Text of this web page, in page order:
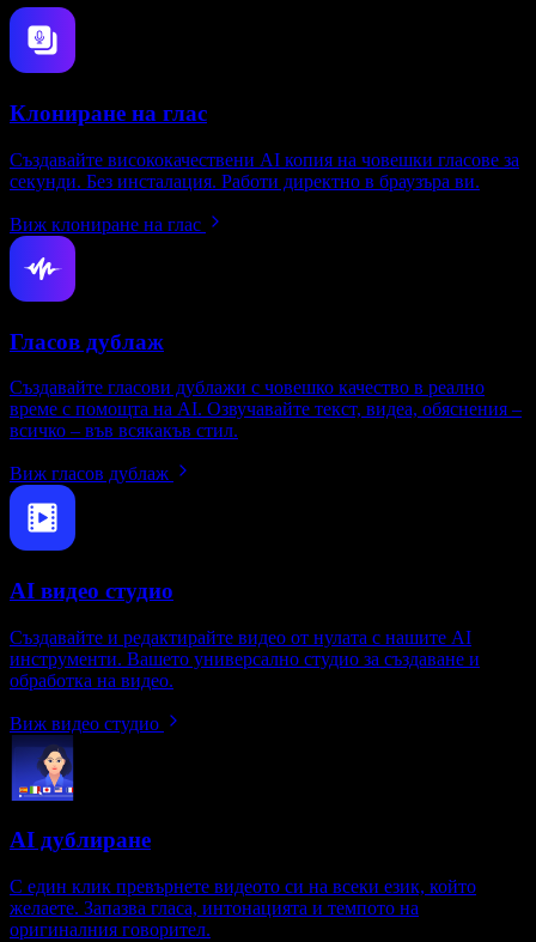
Клониране на глас
Създавайте висококачествени AI копия на човешки гласове за
секунди. Без инсталация. Работи директно в браузъра ви.
Виж клониране на глас
Гласов дублаж
Създавайте гласови дублажи с човешко качество в реално
време с помощта на AI. Озвучавайте текст, видеа, обяснения –
всичко – във всякакъв стил.
Виж гласов дублаж
AI видео студио
Създавайте и редактирайте видео от нулата с нашите AI
инструменти. Вашето универсално студио за създаване и
обработка на видео.
Виж видео студио
AI дублиране
С един клик превърнете видеото си на всеки език, който
желаете. Запазва гласа, интонацията и темпото на
оригиналния говорител.